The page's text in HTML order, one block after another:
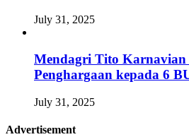
July 31, 2025
Mendagri Tito Karnavian
Penghargaan kepada 6
July 31, 2025
Advertisement